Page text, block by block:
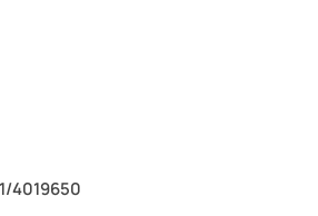
4019650